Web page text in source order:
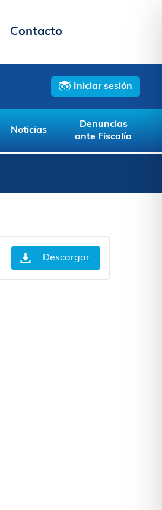
Contacto
Iniciar sesión
Noticias
Denuncias
ante Fiscalía
Descargar